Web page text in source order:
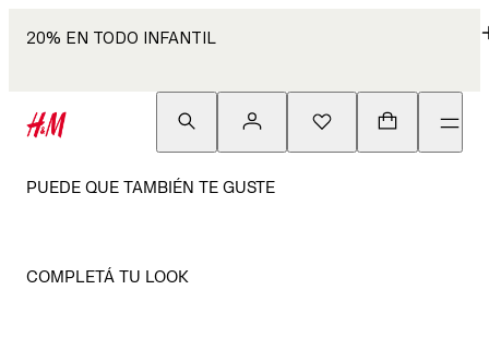
20% EN TODO INFANTIL
PUEDE QUE TAMBIÉN TE GUSTE
COMPLETÁ TU LOOK